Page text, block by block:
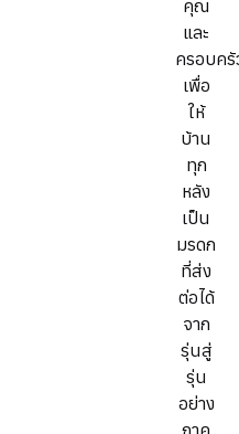
คุณ
และ
ครอบค
เพื่อ
ให้
บ้าน
ทุก
หลัง
เป็น
มรดก
ที่ส่ง
ต่อได้
จาก
รุ่นสู่
รุ่น
อย่าง